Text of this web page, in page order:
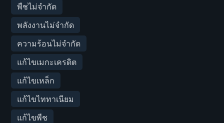
พืชไม่จำกัด
พลังงานไม่จำกัด
ความร้อนไม่จำกัด
แก้ไขเมกะเครดิต
แก้ไขเหล็ก
แก้ไขไททาเนียม
แก้ไขพืช